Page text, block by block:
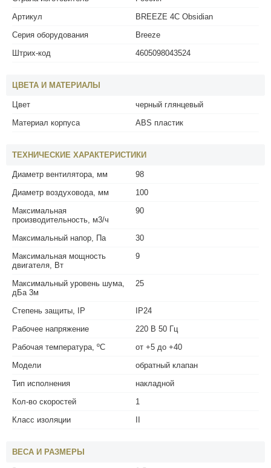
Артикул
BREEZE 4C Obsidian
Серия оборудования
Breeze
Штрих-код
4605098043524
ЦВЕТА И МАТЕРИАЛЫ
Цвет
черный глянцевый
Материал корпуса
ABS пластик
ТЕХНИЧЕСКИЕ ХАРАКТЕРИСТИКИ
Диаметр вентилятора, мм
98
Диаметр воздуховода, мм
100
Максимальная
производительность, м3/ч
90
Максимальный напор, Па
30
Максимальная мощность
двигателя, Вт
9
Максимальный уровень шума,
дБа 3м
25
Степень защиты, IP
IP24
Рабочее напряжение
220 В 50 Гц
Рабочая температура, ºС
от +5 до +40
Модели
обратный клапан
Тип исполнения
накладной
Кол-во скоростей
1
Класс изоляции
II
ВЕСА И РАЗМЕРЫ